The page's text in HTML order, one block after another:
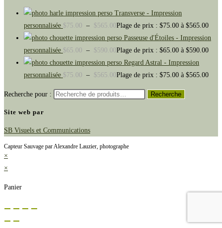
Transverse - Impression
personnalisée $75.00 – $565.00Plage de prix : $75.00 à $565.00
Passeuse d'Étoiles - Impression
personnalisée $65.00 – $590.00Plage de prix : $65.00 à $590.00
Regard Astral - Impression
personnalisée $75.00 – $565.00Plage de prix : $75.00 à $565.00
Recherche pour : Recherche
Site web par
SB Visuels et Communications
Capteur Sauvage par Alexandre Lauzier, photographe
×
×
Panier